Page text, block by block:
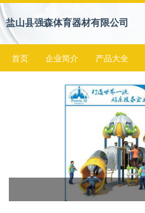
盐山县强森体育器材有限公司
首页 企业简介 产品大全